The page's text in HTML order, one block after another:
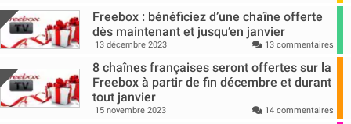
Freebox : bénéficiez d’une chaîne offerte
dès maintenant et jusqu’en janvier
13 décembre 2023 13 commentaires
8 chaînes françaises seront offertes sur la
Freebox à partir de fin décembre et durant
tout janvier
15 novembre 2023 14 commentaires